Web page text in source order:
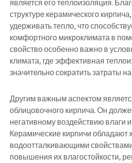
является его теплоизоляция.
структуре керамического
удерживать тепло, что
комфортного микроклимата в
свойство особенно важно в
климата, где эффективная
значительно сократить затраты
Другим важным аспектом
облицовочного кирпича. Он
негативному воздействию влаги
Керамические кирпичи
водоотталкивающими
повышения их влагостойкости,